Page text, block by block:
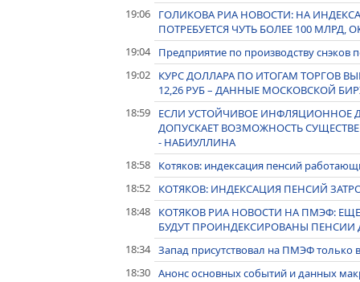
19:06
ГОЛИКОВА РИА НОВОСТИ: НА
ПОТРЕБУЕТСЯ ЧУТЬ БОЛЕЕ 100
19:04
Предприятие по производству снэков
19:02
КУРС ДОЛЛАРА ПО ИТОГАМ ТОРГОВ
12,26 РУБ – ДАННЫЕ МОСКОВСКОЙ
18:59
ЕСЛИ УСТОЙЧИВОЕ ИНФЛЯЦИОННОЕ
ДОПУСКАЕТ ВОЗМОЖНОСТЬ
- НАБИУЛЛИНА
18:58
Котяков: индексация пенсий
18:52
КОТЯКОВ: ИНДЕКСАЦИЯ ПЕНСИЙ
18:48
КОТЯКОВ РИА НОВОСТИ НА ПМЭФ:
БУДУТ ПРОИНДЕКСИРОВАНЫ
18:34 Запад присутствовал на ПМЭФ только
18:30 Анонс основных событий и данных